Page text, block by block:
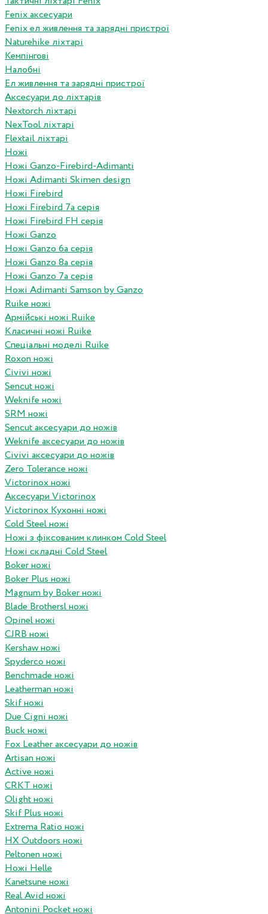
Fenix аксесуари
Fenix ел живлення та зарядні пристрої
Naturehike ліхтарі
Кемпінгові
Налобні
Ел живлення та зарядні пристрої
Аксесуари до ліхтарів
Nextorch ліхтарі
NexTool ліхтарі
Flextail ліхтарі
Ножі
Ножі Ganzo-Firebird-Adimanti
Ножі Adimanti Skimen design
Ножі Firebird
Ножі Firebird 7а серія
Ножі Firebird FH серія
Ножі Ganzo
Ножі Ganzo 6а серія
Ножі Ganzo 8а серія
Ножі Ganzo 7а серія
Ножі Adimanti Samson by Ganzo
Ruike ножі
Армійські ножі Ruike
Класичні ножі Ruike
Спеціальні моделі Ruike
Roxon ножi
Civivi ножі
Sencut ножі
Weknife ножі
SRM ножі
Sencut аксесуари до ножів
Weknife аксесуари до ножів
Civivi аксесуари до ножів
Zero Tolerance ножі
Victorinox ножі
Аксесуари Victorinox
Victorinox Кухонні ножі
Cold Steel ножі
Ножі з фіксованим клинком Cold Steel
Ножі складні Cold Steel
Boker ножі
Boker Plus ножі
Magnum by Boker ножі
Blade Brothersl ножі
Opinel ножі
CJRB ножі
Kershaw ножі
Spyderco ножі
Benchmade ножі
Leatherman ножі
Skif ножі
Due Cigni ножі
Buck ножі
Fox Leather аксесуари до ножів
Artisan ножі
Active ножі
CRKT ножі
Olight ножі
Skif Plus ножі
Extrema Ratio ножі
HX Outdoors ножі
Peltonen ножі
Ножі Helle
Kanetsune ножі
Real Avid ножі
Antonini Pocket ножі